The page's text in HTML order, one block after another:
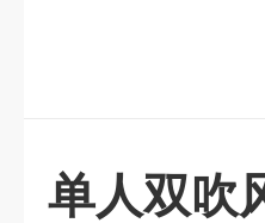
单人双吹